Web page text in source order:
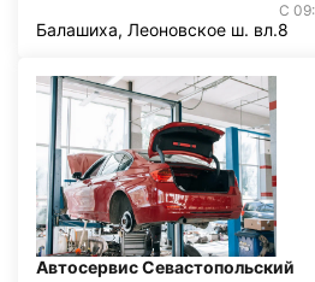
С
Балашиха, Леоновское ш. вл.8
Автосервис Севастопольский